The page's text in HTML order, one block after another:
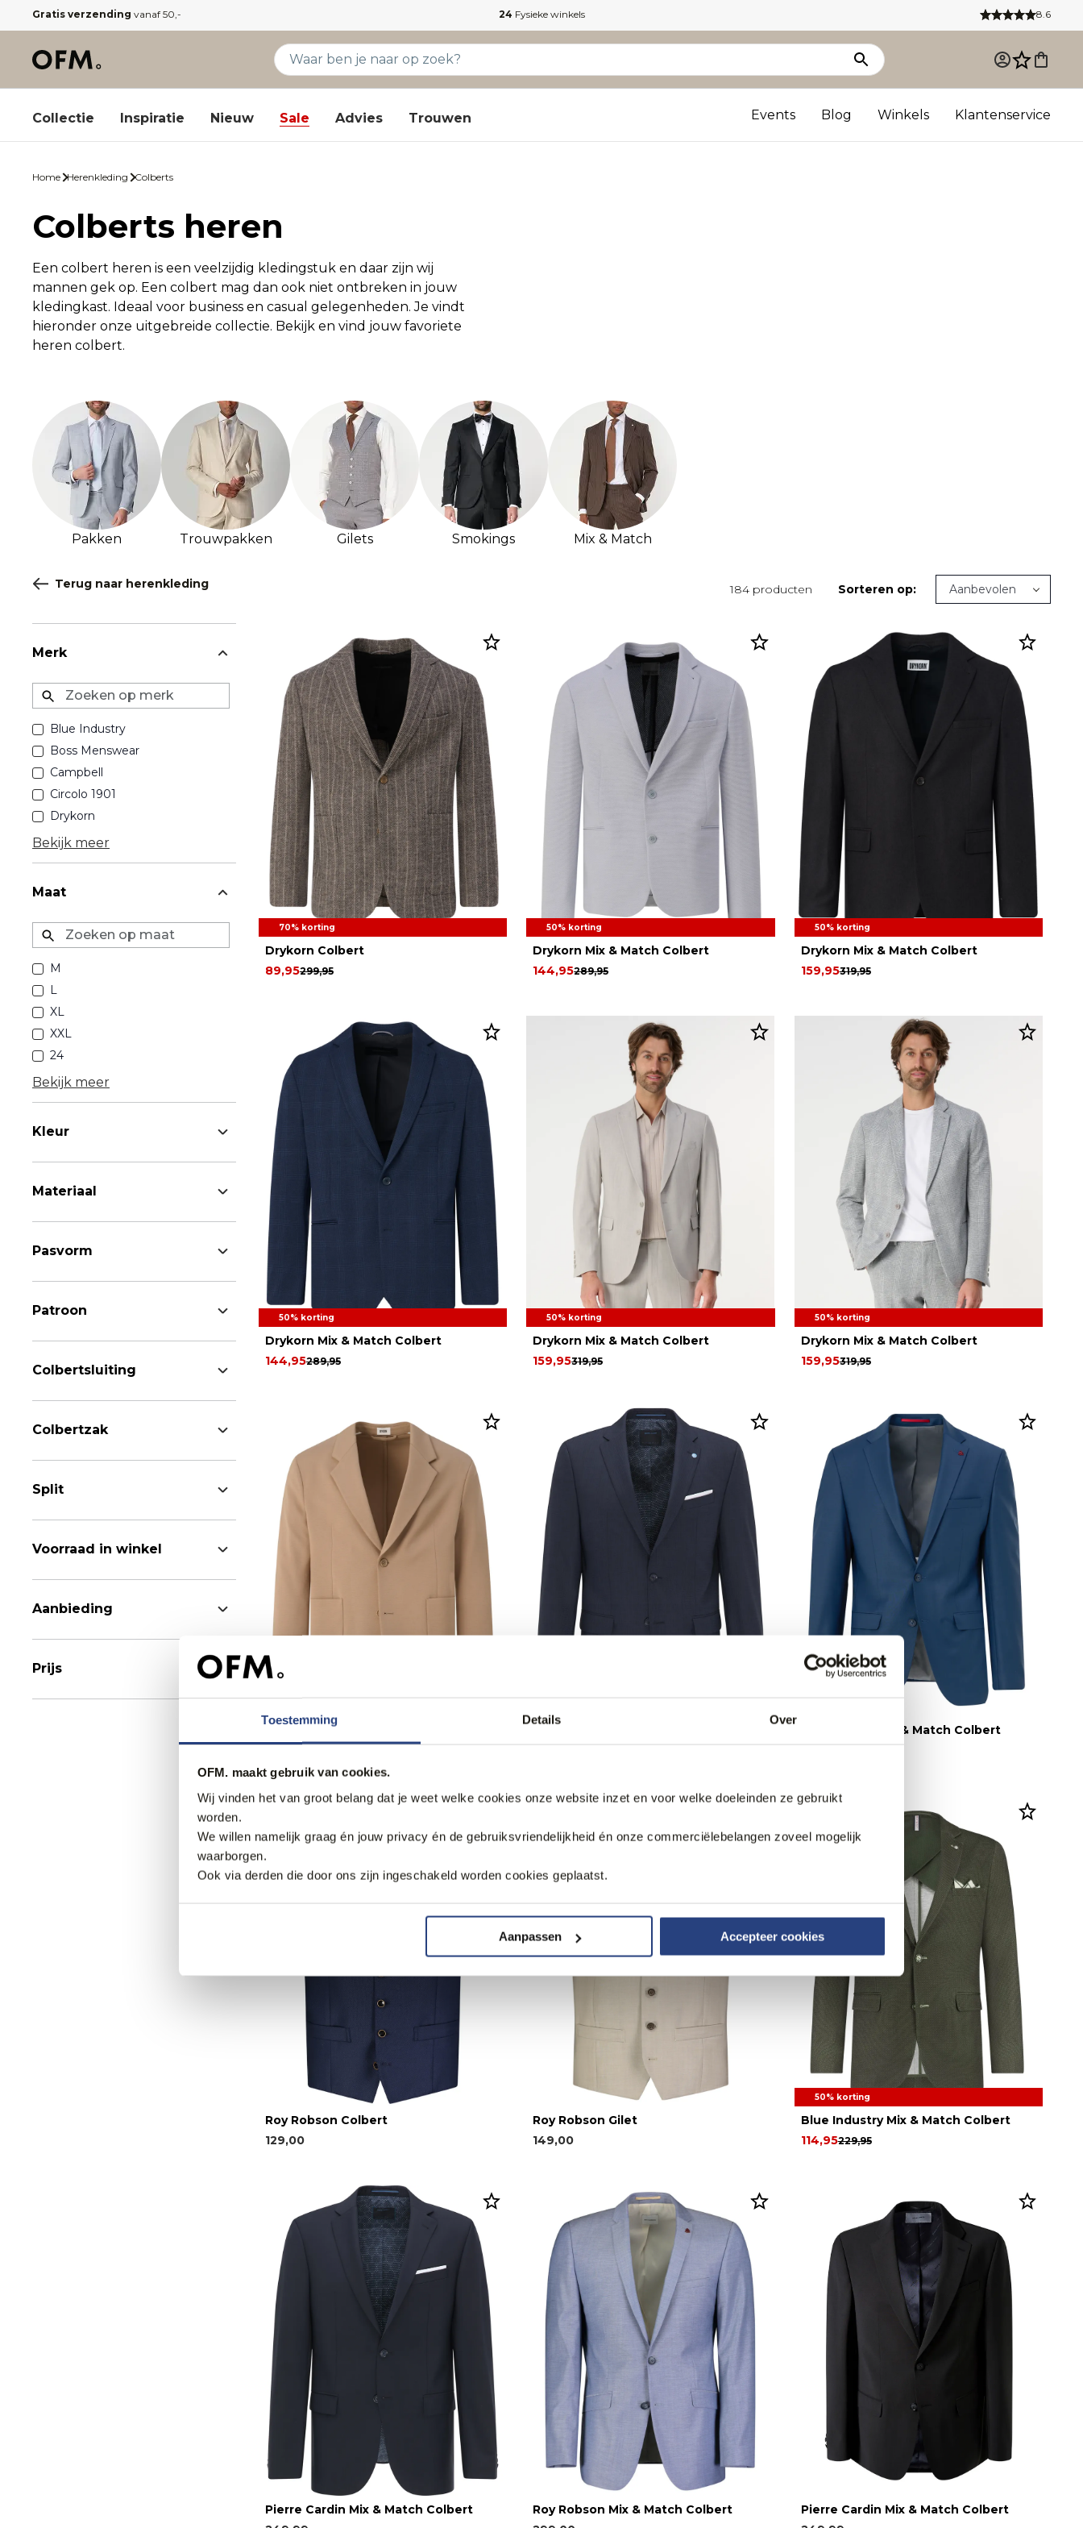
Toestemming Details Over
OFM. maakt gebruik van cookies.
Wij vinden het van groot belang dat je weet welke cookies onze website inzet en voor welke doeleinden ze gebruikt
worden.
We willen namelijk graag én jouw privacy én de gebruiksvriendelijkheid én onze commerciëlebelangen zoveel mogelijk
waarborgen.
Ook via derden die door ons zijn ingeschakeld worden cookies geplaatst.
Aanpassen Accepteer cookies
Gratis verzending vanaf 50,- 24 Fysieke winkels 8.6
Collectie Inspiratie Nieuw Sale Advies Trouwen Events Blog Winkels Klantenservice
Home Herenkleding Colberts
Colberts heren
Een colbert heren is een veelzijdig kledingstuk en daar zijn wij
mannen gek op. Een colbert mag dan ook niet ontbreken in jouw
kledingkast. Ideaal voor business en casual gelegenheden. Je vindt
hieronder onze uitgebreide collectie. Bekijk en vind jouw favoriete
heren colbert.
Pakken Trouwpakken Gilets Smokings Mix & Match
Terug naar herenkleding Sorteren op:
184 producten
Merk
Zoeken op merk
Blue Industry
Boss Menswear
Campbell
Circolo 1901
Drykorn
Bekijk meer
Maat
Zoeken op maat
M
L
XL
XXL
24
Bekijk meer
Kleur
Materiaal
Pasvorm
Patroon
Colbertsluiting
Colbertzak
Split
Voorraad in winkel
Aanbieding
Prijs
70% korting
Drykorn Colbert
299,95
89,95
50% korting
Drykorn Mix & Match Colbert
289,95
144,95
50% korting
Drykorn Mix & Match Colbert
319,95
159,95
50% korting
Drykorn Mix & Match Colbert
289,95
144,95
50% korting
Drykorn Mix & Match Colbert
319,95
159,95
50% korting
Drykorn Mix & Match Colbert
319,95
159,95
Drykorn Mix & Match Colbert
Roy Robson Mix & Match Colbert
Roy Robson Colbert
129,00
Roy Robson Gilet
149,00
50% korting
Blue Industry Mix & Match Colbert
229,95
114,95
Pierre Cardin Mix & Match Colbert
Roy Robson Mix & Match Colbert
Pierre Cardin Mix & Match Colbert